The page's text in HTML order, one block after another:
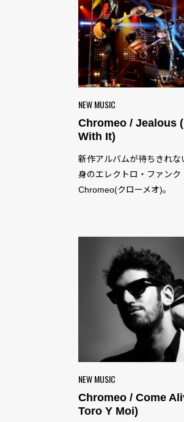
NEW MUSIC
Chromeo / Jealous
With It)
新作アルバムが待ちきれな
身のエレクトロ・ファンク
Chromeo(クローメオ)。
NEW MUSIC
Chromeo / Come
Toro Y Moi)